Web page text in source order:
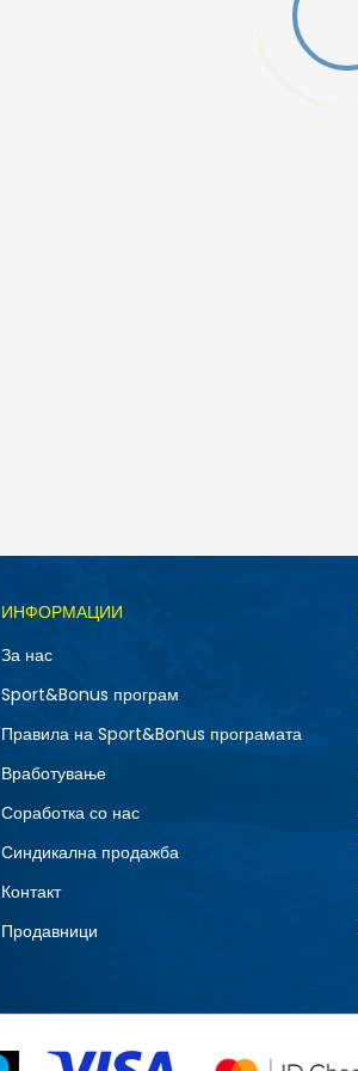
ИНФОРМАЦИИ
За нас
Sport&Bonus програм
Правила на Sport&Bonus програмата
Вработување
Соработка со нас
Синдикална продажба
Контакт
Продавници